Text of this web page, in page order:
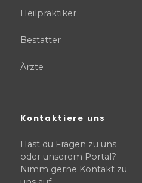
Heilpraktiker
Bestatter
Ärzte
Kontaktiere uns
Hast du Fragen zu uns
oder unserem Portal?
Nimm gerne Kontakt zu